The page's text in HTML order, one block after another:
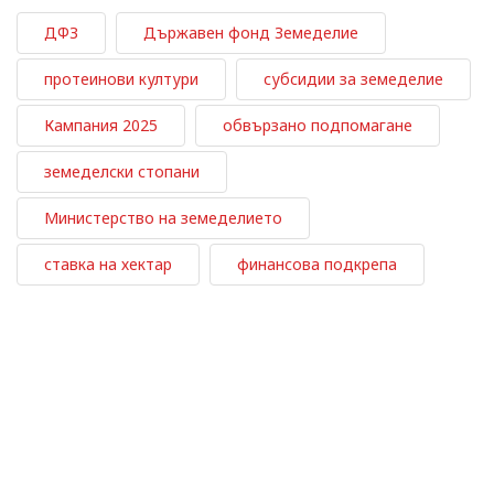
ДФЗ Държавен фонд Земеделие
протеинови култури субсидии за земеделие
Кампания 2025 обвързано подпомагане
земеделски стопани
Министерство на земеделието
ставка на хектар финансова подкрепа